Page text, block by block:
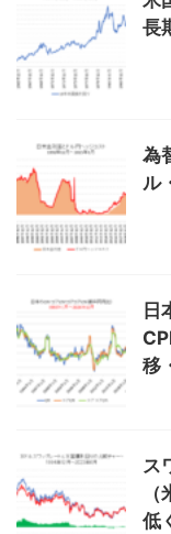
長
為
ル
日
移
ス
低